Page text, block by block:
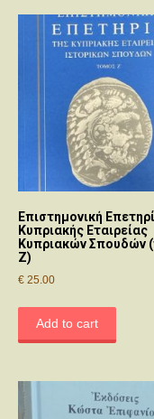
Επιστημονική
Κυπριακής Εταιρείας
Κυπριακών Σπουδών
Ζ)
€ 25.00
Add to cart